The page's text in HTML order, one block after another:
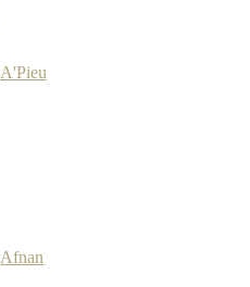
A'Pieu
Afnan